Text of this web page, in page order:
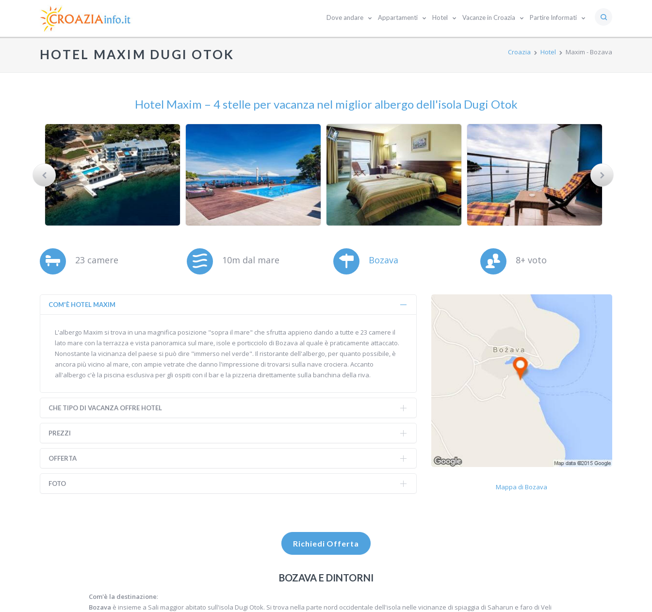
Dove andare Appartamenti Hotel Vacanze in Croazia Partire Informati
HOTEL MAXIM DUGI OTOK Croazia Hotel Maxim - Bozava
Hotel Maxim – 4 stelle per vacanza nel miglior albergo dell'isola Dugi Otok
23 camere 10m dal mare Bozava 8+ voto
COM'È HOTEL MAXIM
L'albergo Maxim si trova in una magnifica posizione "sopra il mare" che sfrutta appieno dando a tutte e 23 camere il
lato mare con la terrazza e vista panoramica sul mare, isole e porticciolo di Bozava al quale è praticamente attaccato.
Nonostante la vicinanza del paese si può dire "immerso nel verde". Il ristorante dell'albergo, per quanto possibile, è
ancora più vicino al mare, con ampie vetrate che danno l'impressione di trovarsi sulla nave crociera. Accanto
all'albergo c'è la piscina esclusiva per gli ospiti con il bar e la pizzeria direttamente sulla banchina della riva.
CHE TIPO DI VACANZA OFFRE HOTEL
PREZZI
OFFERTA
FOTO Mappa di Bozava
Richiedi Offerta
BOZAVA E DINTORNI
Com'è la destinazione:
Bozava è insieme a Sali maggior abitato sull'isola Dugi Otok. Si trova nella parte nord occidentale dell'isola nelle vicinanze di spiaggia di Saharun e faro di Veli